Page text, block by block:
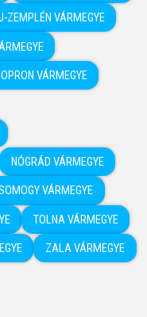
ZEMPLÉN VÁRMEGYE
VÁRMEGYE
NÓGRÁD VÁRMEGYE
VÁRMEGYE
TOLNA VÁRMEGYE
ZALA VÁRMEGYE